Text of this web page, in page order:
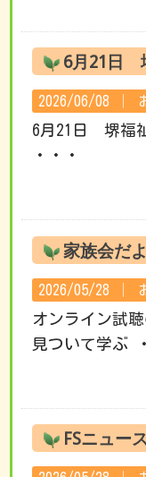
6月21日
2026/06/08 │
6月21日 堺福
・・・
2026/05/28 │
オンライン試
見ついて学ぶ